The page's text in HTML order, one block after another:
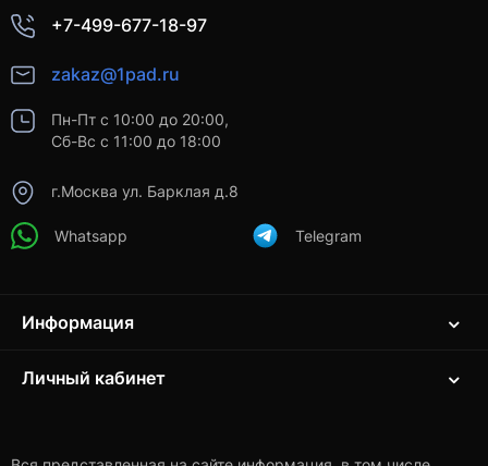
+7-499-677-18-97
zakaz@1pad.ru
Пн-Пт с 10:00 до 20:00,
Сб-Вс с 11:00 до 18:00
г.Москва ул. Барклая д.8
Whatsapp Telegram
Информация
Личный кабинет